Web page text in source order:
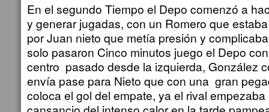
En el segundo Tiempo el Depo comenzó a
y generar jugadas, con un Romero que
por Juan nieto que metía presión y
solo pasaron Cinco minutos juego el Depo
centro pasado desde la izquierda, González
envía pase para Nieto que con una gran
coloca el gol del empate, ya el rival